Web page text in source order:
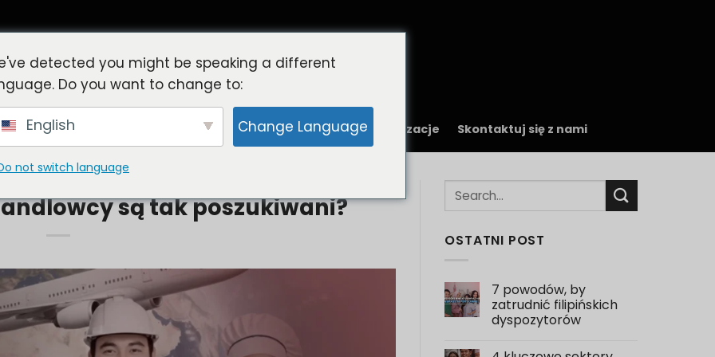
Usługi rekrutacyjne Praca za granicą Wiadomości i aktualizacje Skontaktuj się z nami
I WYTYCZNE PRACODAWCÓW
są tak poszukiwani?
OSTATNI POST
7 powodów, by
zatrudnić filipińskich
dyspozytorów
detected you might be speaking a different
Do you want to change to:
English Change Language
not switch language